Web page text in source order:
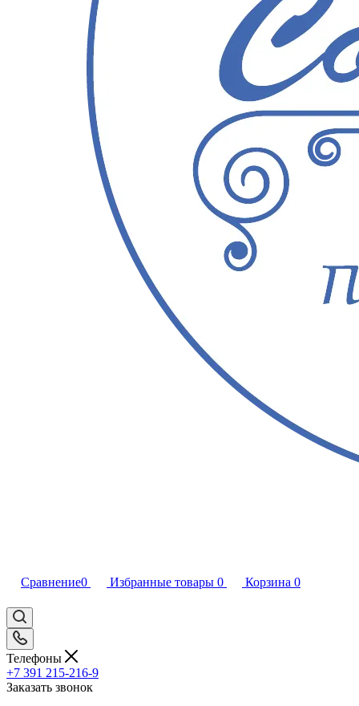
Сравнение0 Избранные товары 0 Корзина 0
Телефоны
+7 391 215-216-9
Заказать звонок